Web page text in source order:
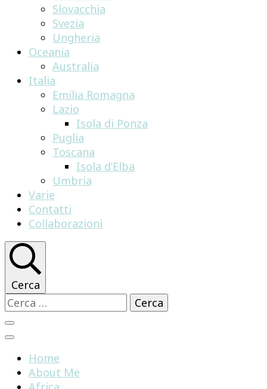
Slovacchia
Svezia
Ungheria
Oceania
Australia
Italia
Emilia Romagna
Lazio
Isola di Ponza
Puglia
Toscana
Isola d’Elba
Umbria
Varie
Contatti
Collaborazioni
Cerca
Ricerca
per:
Home
About Me